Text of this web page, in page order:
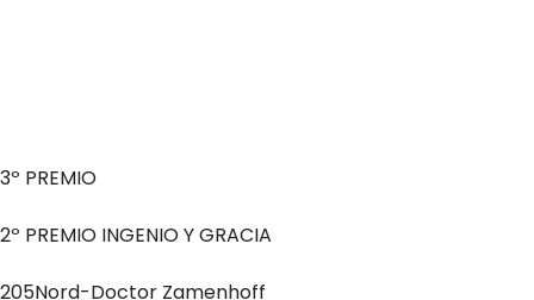
3º PREMIO
2º PREMIO INGENIO Y GRACIA
205Nord-Doctor Zamenhoff